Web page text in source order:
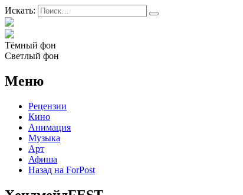
Искать:
Тёмный фон
Светлый фон
Меню
Рецензии
Кино
Анимация
Музыка
Арт
Афиша
Назад на ForPost